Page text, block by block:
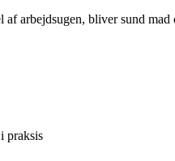
arbejdsugen, bliver sund
praksis